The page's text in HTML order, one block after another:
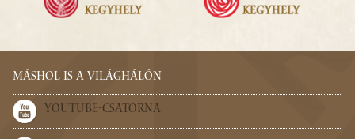
MÁSHOL IS A VILÁGHÁLÓN
YOUTUBE-CSATORNA